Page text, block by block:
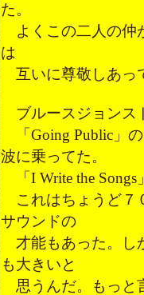
た。
よくこの二人の仲
は
互いに尊敬しあっ
ブルースジョンス
「Going Public」
波に乗ってた。
「I Write the
これはちょうど７
サウンドの
才能もあった。し
も大きいと
思うんだ。もっと